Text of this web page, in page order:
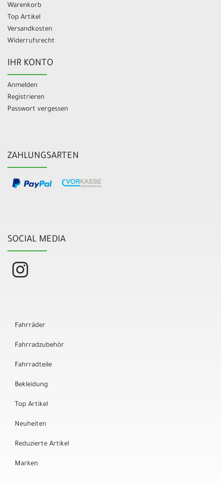
Warenkorb
Top Artikel
Versandkosten
Widerrufsrecht
IHR KONTO
Anmelden
Registrieren
Passwort vergessen
ZAHLUNGSARTEN
SOCIAL MEDIA
Fahrräder
Fahrradzubehör
Fahrradteile
Bekleidung
Top Artikel
Neuheiten
Reduzierte Artikel
Marken